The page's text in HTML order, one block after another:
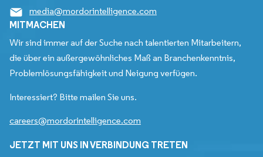
media@mordorintelligence.com
MITMACHEN
Wir sind immer auf der Suche nach talentierten Mitarbeitern,
die über ein außergewöhnliches Maß an Branchenkenntnis,
Problemlösungsfähigkeit und Neigung verfügen.
Interessiert? Bitte mailen Sie uns.
careers@mordorintelligence.com
JETZT MIT UNS IN VERBINDUNG TRETEN